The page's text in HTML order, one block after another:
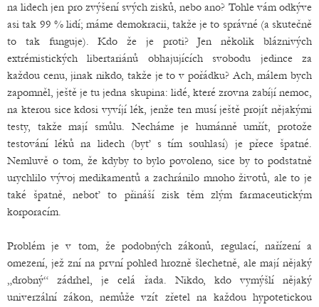
na lidech jen pro zvýšení svých zisků, nebo ano? Tohle vám odkýve
asi tak 99 % lidí; máme demokracii, takže je to správné (a skutečně
to tak funguje). Kdo že je proti? Jen několik bláznivých
extrémistických libertariánů obhajujících svobodu jedince za
každou cenu, jinak nikdo, takže je to v pořádku? Ach, málem bych
zapomněl, ještě je tu jedna skupina: lidé, které zrovna zabíjí nemoc,
na kterou sice kdosi vyvíjí lék, jenže ten musí ještě projít nějakými
testy, takže mají smůlu. Necháme je humánně umřít, protože
testování léků na lidech (byť s tím souhlasí) je přece špatné.
Nemluvě o tom, že kdyby to bylo povoleno, sice by to podstatně
urychlilo vývoj medikamentů a zachránilo mnoho životů, ale to je
také špatně, neboť to přináší zisk těm zlým farmaceutickým
korporacím.
Problém je v tom, že podobných zákonů, regulací, nařízení a
omezení, jež zní na první pohled hrozně šlechetně, ale mají nějaký
„drobný“ zádrhel, je celá řada. Nikdo, kdo vymýšlí nějaký
univerzální zákon, nemůže vzít zřetel na každou hypotetickou